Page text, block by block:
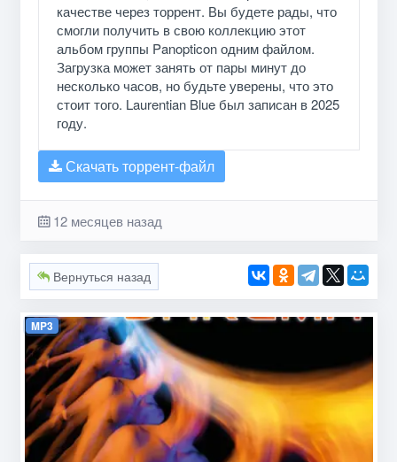
качестве через торрент. Вы будете рады, что
смогли получить в свою коллекцию этот
альбом группы Panopticon одним файлом.
Загрузка может занять от пары минут до
несколько часов, но будьте уверены, что это
стоит того. Laurentian Blue был записан в 2025
году.
Скачать торрент-файл
12 месяцев назад
Вернуться назад
MP3